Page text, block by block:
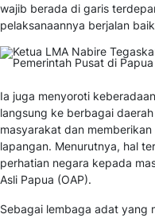
wajib berada di garis
pelaksanaannya berjalan
Ia juga menyoroti
langsung ke berbagai
masyarakat dan
lapangan. Menurutnya, hal
perhatian negara kepada
Asli Papua (OAP).
Sebagai lembaga adat yang